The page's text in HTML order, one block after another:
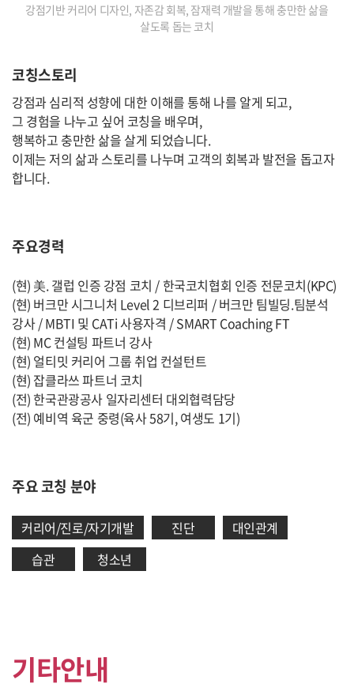
강점기반 커리어 디자인, 자존감 회복, 잠재력 개발을 통해 충만한 삶을
살도록 돕는 코치
코칭스토리
강점과 심리적 성향에 대한 이해를 통해 나를 알게 되고,
그 경험을 나누고 싶어 코칭을 배우며,
행복하고 충만한 삶을 살게 되었습니다.
이제는 저의 삶과 스토리를 나누며 고객의 회복과 발전을 돕고자
합니다.
주요경력
(현) 美. 갤럽 인증 강점 코치 / 한국코치협회 인증 전문코치(KPC)
(현) 버크만 시그니처 Level 2 디브리퍼 / 버크만 팀빌딩.팀분석
강사 / MBTI 및 CATi 사용자격 / SMART Coaching FT
(현) MC 컨설팅 파트너 강사
(현) 얼티밋 커리어 그룹 취업 컨설턴트
(현) 잡클라쓰 파트너 코치
(전) 한국관광공사 일자리센터 대외협력담당
(전) 예비역 육군 중령(육사 58기, 여생도 1기)
주요 코칭 분야
커리어/진로/자기개발 진단
대인관계
습관
청소년
기타안내